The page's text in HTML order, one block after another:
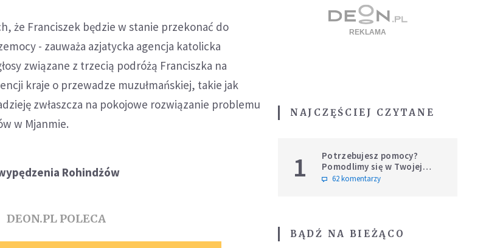
że Franciszek będzie w stanie przekonać do
- zauważa azjatycka agencja katolicka
związane z trzecią podróżą Franciszka na
kraje o przewadze muzułmańskiej, takie jak
zwłaszcza na pokojowe rozwiązanie problemu
w Mjanmie.
Rohindżów
DEON.PL POLECA
NAJCZĘŚCIEJ CZYTANE
1
Potrzebujesz pomocy?
Pomodlimy się w Twojej
intencji
62 komentarzy
BĄDŹ NA BIEŻĄCO